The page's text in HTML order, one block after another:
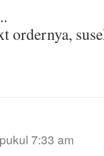
ordernya,
7:33 am